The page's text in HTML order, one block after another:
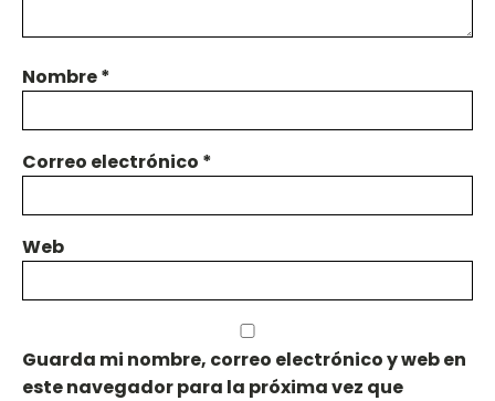
Nombre*
Correo electrónico *
Web
Guarda mi nombre, correo electrónico y web en
este navegador para la próxima vez que